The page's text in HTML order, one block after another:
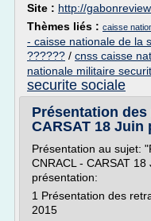
Site : http://
Thèmes liés : caisse
- caisse nationale de la
?????? / cnss caisse
nationale militaire
securite sociale
Présentation
CARSAT 18 Juin
Présentation au sujet:
CNRACL - CARSAT
présentation:
1 Présentation des
2015